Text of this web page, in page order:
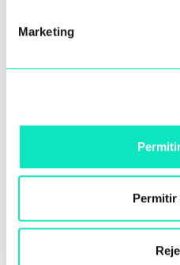
Marketing
Permitir
ME